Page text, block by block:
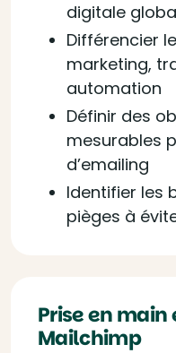
digitale
Différencier
marketing,
automation
Définir des
mesurables
d’emailing
Identifier les
pièges à
Prise en
Mailchimp